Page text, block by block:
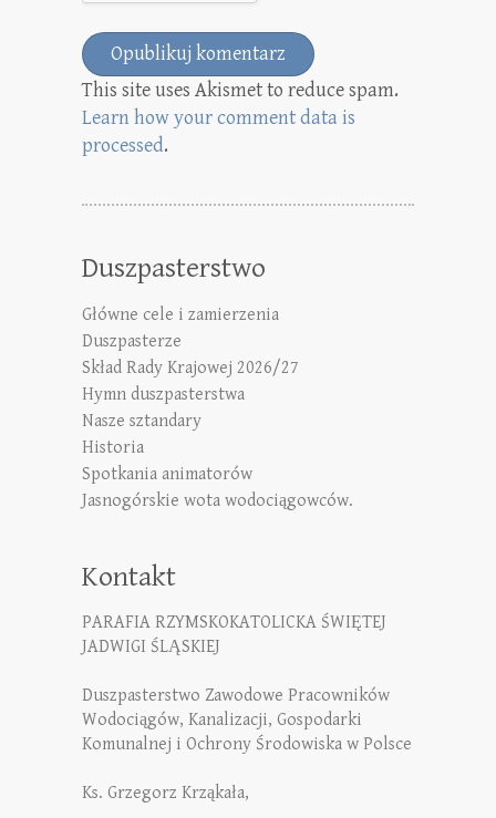
This site uses Akismet to reduce spam.
Learn how your comment data is
processed.
Duszpasterstwo
Główne cele i zamierzenia
Duszpasterze
Skład Rady Krajowej 2026/27
Hymn duszpasterstwa
Nasze sztandary
Historia
Spotkania animatorów
Jasnogórskie wota wodociągowców.
Kontakt
PARAFIA RZYMSKOKATOLICKA ŚWIĘTEJ
JADWIGI ŚLĄSKIEJ
Duszpasterstwo Zawodowe Pracowników
Wodociągów, Kanalizacji, Gospodarki
Komunalnej i Ochrony Środowiska w Polsce
Ks. Grzegorz Krząkała,